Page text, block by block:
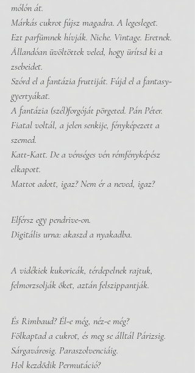
mólón át.
Márkás cukrot fújsz magadra. A legesleget.
Ezt parfümnek hívják. Niche. Vintage. Eretnek.
Állandóan üvöltöttek veled, hogy ürítsd ki a
zsebeidet.
Szórd el a fantázia fruttiját. Fújd el a fantasy-
gyertyákat.
A fantázia (szél)forgóját pörgeted. Pán Péter.
Fiatal voltál, a jelen senkije, fényképezett a
szemed.
Katt-Katt. De a vénséges vén rémfényképész
elkapott.
Mattot adott, igaz? Nem ér a neved, igaz?
Elférsz egy pendrive-on.
Digitális urna: akaszd a nyakadba.
A vidékiek kukoricák, térdepelnek rajtuk,
felmorzsolják őket, aztán felszippantják.
És Rimbaud? Él-e még, néz-e még?
Fölkaptad a cukrot, és meg se álltál Párizsig.
Sárgavárosig. Paraszolvenciáig.
Hol kezdődik Permutáció?